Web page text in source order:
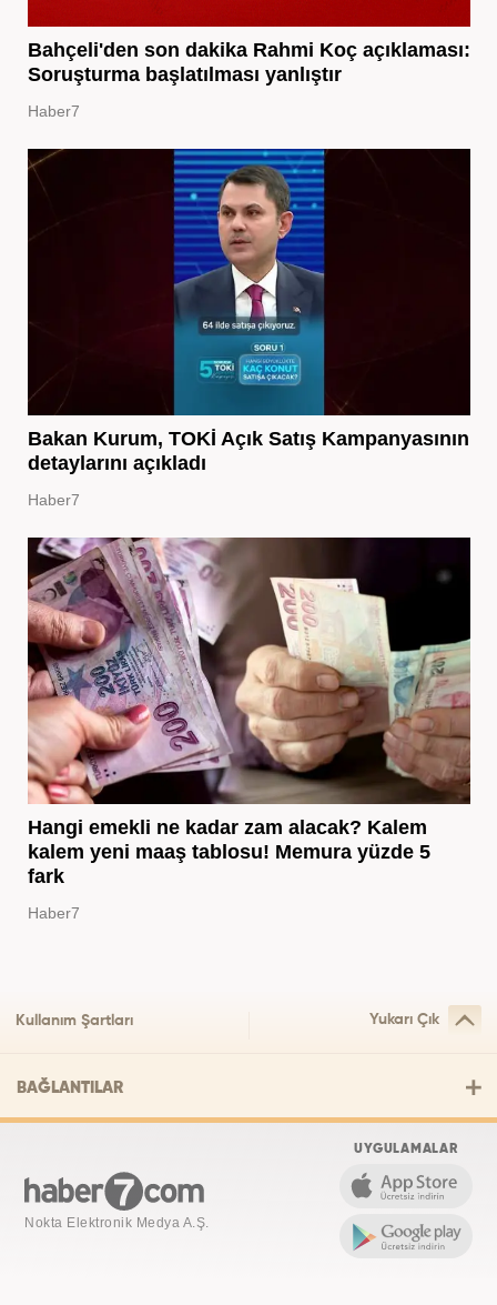
Bahçeli'den son dakika Rahmi Koç açıklaması:
Soruşturma başlatılması yanlıştır
Haber7
Bakan Kurum, TOKİ Açık Satış Kampanyasının
detaylarını açıkladı
Haber7
Hangi emekli ne kadar zam alacak? Kalem
kalem yeni maaş tablosu! Memura yüzde 5
fark
Haber7
Kullanım Şartları Yukarı Çık
BAĞLANTILAR
Nokta Elektronik Medya A.Ş.
UYGULAMALAR